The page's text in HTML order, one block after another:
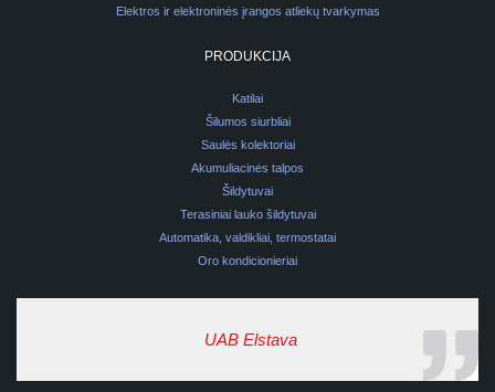
Elektros ir elektroninės įrangos atliekų tvarkymas
PRODUKCIJA
Katilai
Šilumos siurbliai
Saulės kolektoriai
Akumuliacinės talpos
Šildytuvai
Terasiniai lauko šildytuvai
Automatika, valdikliai, termostatai
Oro kondicionieriai
UAB Elstava